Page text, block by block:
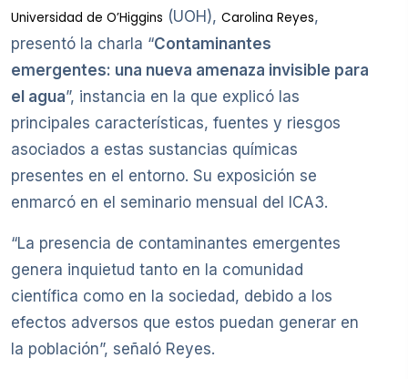
Universidad de O’Higgins (UOH), Carolina Reyes,
presentó la charla “Contaminantes
emergentes: una nueva amenaza invisible para
el agua”, instancia en la que explicó las
principales características, fuentes y riesgos
asociados a estas sustancias químicas
presentes en el entorno. Su exposición se
enmarcó en el seminario mensual del ICA3.
“La presencia de contaminantes emergentes
genera inquietud tanto en la comunidad
científica como en la sociedad, debido a los
efectos adversos que estos puedan generar en
la población”, señaló Reyes.